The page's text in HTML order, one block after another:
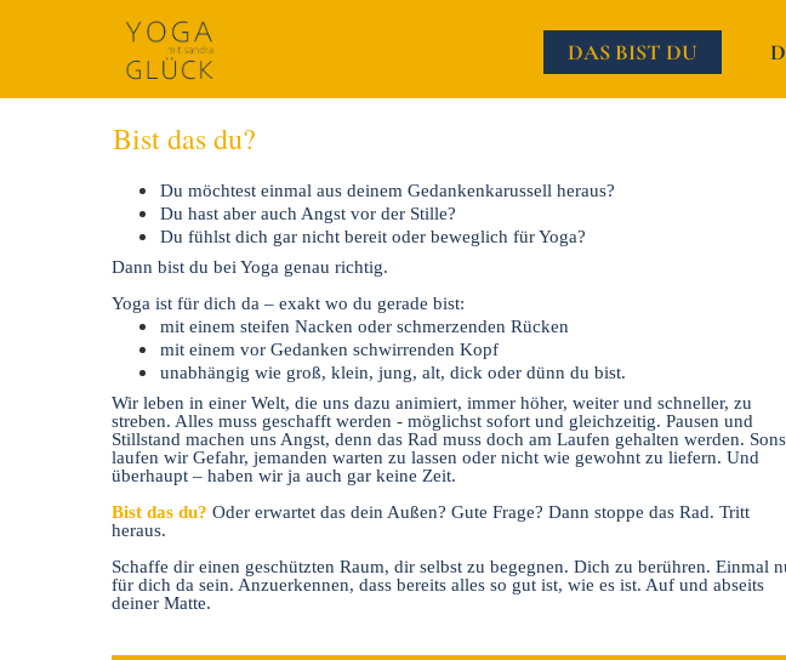
DAS BIST DU
Bist das du?
Du möchtest einmal aus deinem Gedankenkarussell heraus?
Du hast aber auch Angst vor der Stille?
Du fühlst dich gar nicht bereit oder beweglich für Yoga?
Dann bist du bei Yoga genau richtig.
Yoga ist für dich da – exakt wo du gerade bist:
mit einem steifen Nacken oder schmerzenden Rücken
mit einem vor Gedanken schwirrenden Kopf
unabhängig wie groß, klein, jung, alt, dick oder dünn du bist.
Wir leben in einer Welt, die uns dazu animiert, immer höher, weiter und schneller, zu
streben. Alles muss geschafft werden - möglichst sofort und gleichzeitig. Pausen und
Stillstand machen uns Angst, denn das Rad muss doch am Laufen gehalten werden.
laufen wir Gefahr, jemanden warten zu lassen oder nicht wie gewohnt zu liefern. Und
überhaupt – haben wir ja auch gar keine Zeit.
Bist das du? Oder erwartet das dein Außen? Gute Frage? Dann stoppe das Rad. Tritt
heraus.
Schaffe dir einen geschützten Raum, dir selbst zu begegnen. Dich zu berühren. Einmal
für dich da sein. Anzuerkennen, dass bereits alles so gut ist, wie es ist. Auf und abseits
deiner Matte.